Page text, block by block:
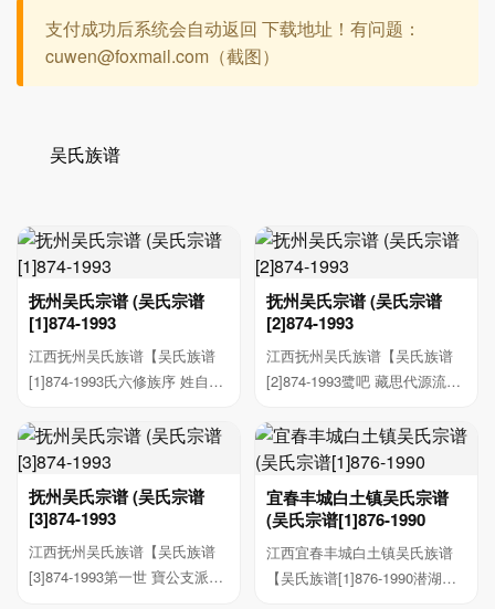
支付成功后系统会自动返回 下载地址！有问题：
cuwen@foxmail.com（截图）
吴氏族谱
抚州吴氏宗谱 (吴氏宗谱
[1]874-1993
江西抚州吴氏族谱【吴氏族谱
[1]874-1993氏六修族序 姓自始
抚州吴氏宗谱 (吴氏宗谱
[2]874-1993
江西抚州吴氏族谱【吴氏族谱
[2]874-1993鹭吧 藏思代源流国
抚州吴氏宗谱 (吴氏宗谱
[3]874-1993
江西抚州吴氏族谱【吴氏族谱
[3]874-1993第一世 寶公支派蚁
宜春丰城白土镇吴氏宗谱
(吴氏宗谱[1]876-1990
江西宜春丰城白土镇吴氏族谱
【吴氏族谱[1]876-1990潜湖支